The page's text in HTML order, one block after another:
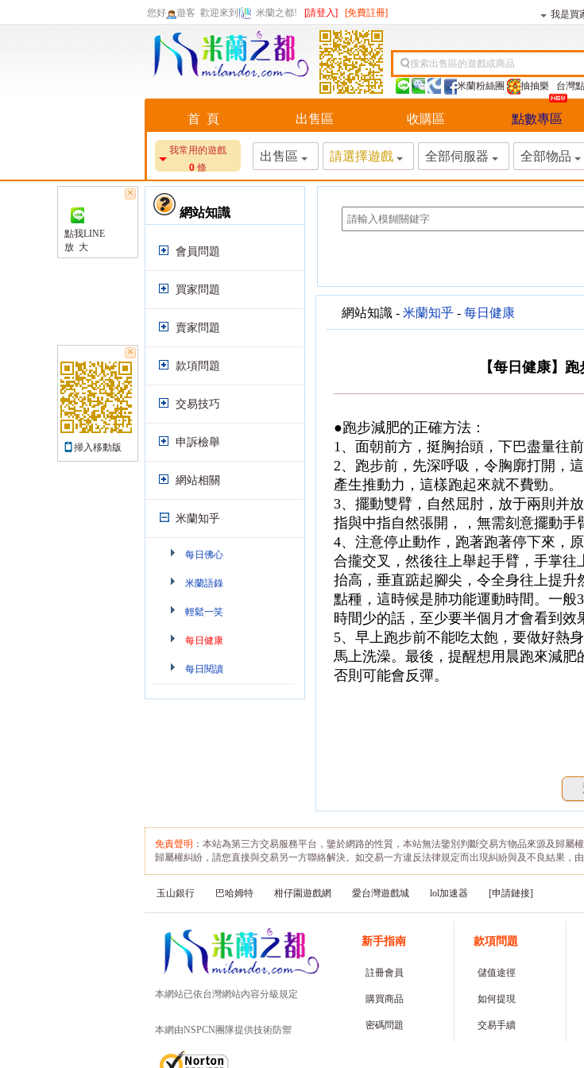
您好 遊客 歡迎來到 米蘭之都! [請登入] [免費註冊] 我是買
搜索出售區的遊戲或商品
米蘭粉絲團
抽抽樂 台灣
首 頁 出售區 收購區 點數專區
我常用的遊戲
0 條
出售區 請選擇遊戲 全部伺服器 全部物品
×
掃入移動版
×
點我LINE
放 大
網站知識
會員問題
買家問題
賣家問題
款項問題
交易技巧
申訴檢舉
網站相關
米蘭知乎
每日佛心
米蘭語錄
輕鬆一笑
每日健康
每日閱讀
網站知識 - 米蘭知乎- 每日健康
【每日健康】
●跑步減肥的正確方法：
1、面朝前方，挺胸抬頭，下巴盡量往
2、跑步前，先深呼吸，令胸廓打開，
產生推動力，這樣跑起來就不費勁。
3、擺動雙臂，自然屈肘，放于兩則并
指與中指自然張開，，無需刻意擺動手
4、注意停止動作，跑著跑著停下來，
合攏交叉，然後往上舉起手臂，手掌
抬高，垂直踮起腳尖，令全身往上提
點種，這時候是肺功能運動時間。一般
時間少的話，至少要半個月才會看到效
5、早上跑步前不能吃太飽，要做好熱
馬上洗澡。最後，提醒想用晨跑來減肥
否則可能會反彈。
免責聲明 ：本站為第三方交易服務平台，鑒於網路的性質，本站無法鑒別判斷交易方物品來源及歸
歸屬權糾紛，請您直接與交易另一方聯絡解決。如交易一方違反法律規定而出現糾紛與及不良結果，
玉山銀行 巴哈姆特 柑仔園遊戲網 愛台灣遊戲城 lol加速器 [申請鏈接]
本網站已依台灣網站內容分級規定
本網由NSPCN團隊提供技術防禦
新手指南
註冊會員
購買商品
密碼問題
款項問題
儲值途徑
如何提現
交易手續